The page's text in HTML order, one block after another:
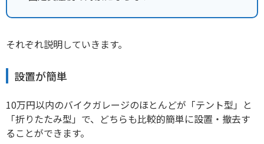
それぞれ説明していきます。
設置が簡単
10万円以内のバイクガレージのほとんどが「テント型」と
「折りたたみ型」で、どちらも比較的簡単に設置・撤去す
ることができます。